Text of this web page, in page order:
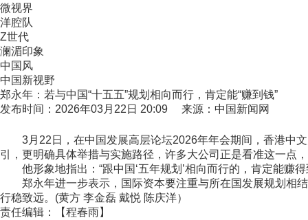
微视界
洋腔队
Z世代
澜湄印象
中国风
中国新视野
郑永年：若与中国“十五五”规划相向而行，肯定能“赚到钱”
发布时间：2026年03月22日 20:09 来源：中国新闻网
3月22日，在中国发展高层论坛2026年年会期间，香港中文
引，更明确具体举措与实施路径，许多大公司正是看准这一点
他形象地指出：“跟中国‘五年规划’相向而行的，肯定能赚得
郑永年进一步表示，国际资本要注重与所在国发展规划相结
行稳致远。(黄方 李金磊 戴悦 陈庆洋）
责任编辑：【程春雨】